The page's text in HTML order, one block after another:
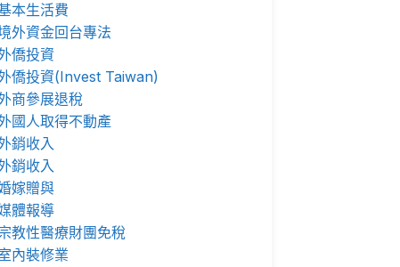
本生活費
外資金回台專法
僑投資
僑投資(Invest Taiwan)
商參展退稅
國人取得不動產
銷收入
銷收入
嫁贈與
體報導
教性醫療財團免稅
內裝修業